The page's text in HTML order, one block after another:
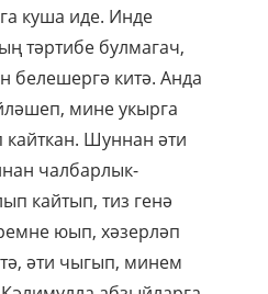
куша иде. Инде
тәртибе булмагач,
белешергә китә. Анда
мине укырга
кайткан. Шуннан әти
чалбарлык-
кайтып, тиз генә
юып, хәзерләп
әти чыгып, минем